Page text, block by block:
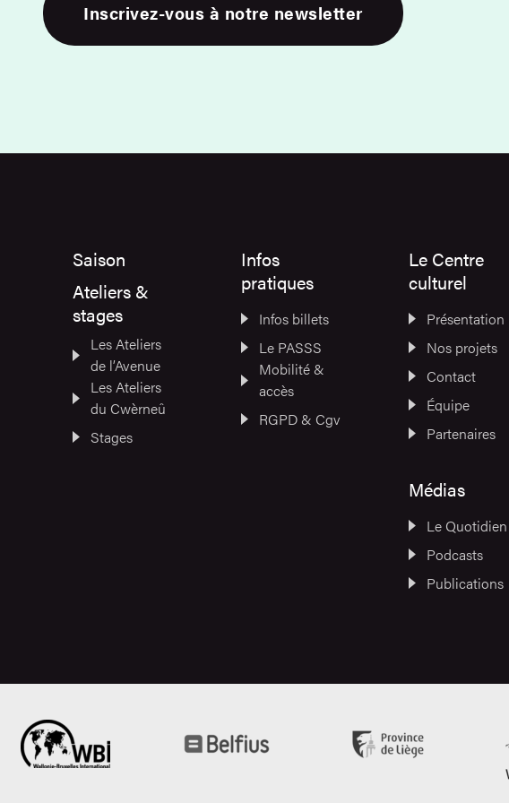
Inscrivez-vous à notre newsletter
Saison
Ateliers &
stages
Les Ateliers
de l’Avenue
Les Ateliers
du Cwèrneû
Stages
Infos
pratiques
Infos billets
Le PASSS
Mobilité &
accès
RGPD & Cgv
Le Centre
culturel
Présentation
Nos projets
Contact
Équipe
Partenaires
Médias
Le Quotidien
Podcasts
Publications